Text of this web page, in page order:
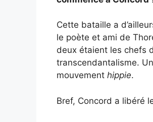
Cette bataille a
le poète et ami de
deux étaient les chefs
transcendantalisme.
mouvement hippie.
Bref, Concord a libéré